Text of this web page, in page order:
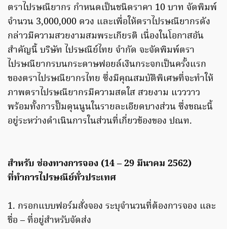
ตราไปรษณียากร กำหนดเป็นชนิดราคา 10 บาท จัดพิมพ์
จำนวน 3,000,000 ดวง และเพื่อให้ตราไปรษณียากรดัง
กล่าวมีความสวยงามสมพระเกียรติ เนื่องในโอกาสอัน
สำคัญนี้ บริษัท ไปรษณีย์ไทย จำกัด จะจัดพิมพ์ตรา
ไปรษณียากรบนกระดาษฟอยล์เงินกระจกเป็นครั้งแรก
ของตราไปรษณียากรไทย ซึ่งมีคุณสมบัติพิเศษที่จะทำให้
ภาพตราไปรษณียากรมีความสดใส สวยงาม แวววาว
พร้อมทั้งการปั๊มดุนนูนในรายละเอียดบางส่วน ซึ่งขณะนี้
อยู่ระหว่างดำเนินการในส่วนที่เกี่ยวข้องของ ปณท.
สำหรับ ช่องทางการจอง (14 – 29 มีนาคม 2562)
ที่ทำการไปรษณีย์ทั่วประเทศ
1. กรอกแบบฟอร์มสั่งจอง ระบุจำนวนที่ต้องการจอง และ
ชื่อ – ที่อยู่สำหรับจัดส่ง